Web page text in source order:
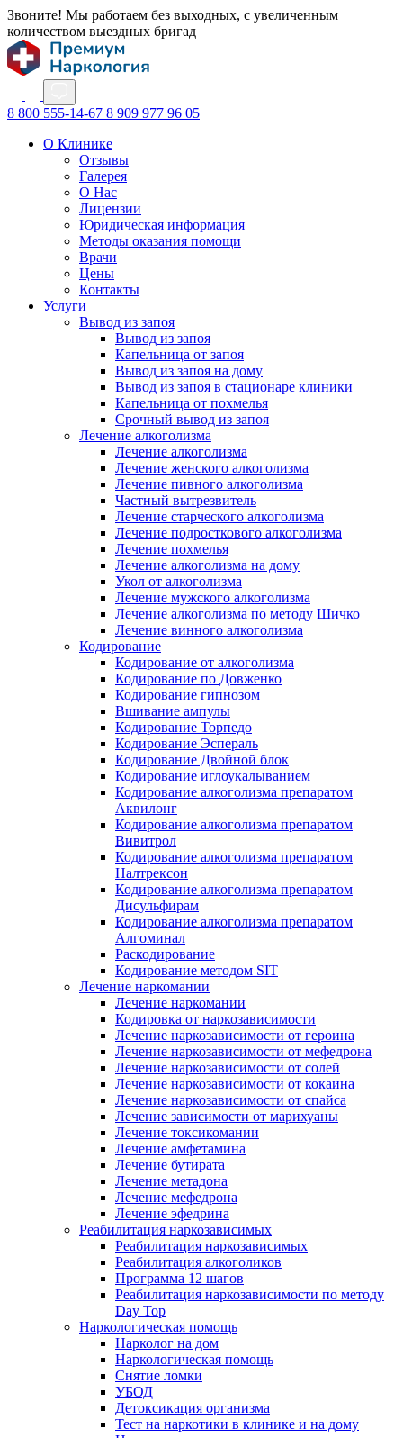
Звоните! Мы работаем без выходных, с увеличенным
количеством выездных бригад
8 800 555-14-67 8 909 977 96 05
О Клинике
Отзывы
Галерея
О Нас
Лицензии
Юридическая информация
Методы оказания помощи
Врачи
Цены
Контакты
Услуги
Вывод из запоя
Вывод из запоя
Капельница от запоя
Вывод из запоя на дому
Вывод из запоя в стационаре клиники
Капельница от похмелья
Срочный вывод из запоя
Лечение алкоголизма
Лечение алкоголизма
Лечение женского алкоголизма
Лечение пивного алкоголизма
Частный вытрезвитель
Лечение старческого алкоголизма
Лечение подросткового алкоголизма
Лечение похмелья
Лечение алкоголизма на дому
Укол от алкоголизма
Лечение мужского алкоголизма
Лечение алкоголизма по методу Шичко
Лечение винного алкоголизма
Кодирование
Кодирование от алкоголизма
Кодирование по Довженко
Кодирование гипнозом
Вшивание ампулы
Кодирование Торпедо
Кодирование Эспераль
Кодирование Двойной блок
Кодирование иглоукалыванием
Кодирование алкоголизма препаратом
Аквилонг
Кодирование алкоголизма препаратом
Вивитрол
Кодирование алкоголизма препаратом
Налтрексон
Кодирование алкоголизма препаратом
Дисульфирам
Кодирование алкоголизма препаратом
Алгоминал
Раскодирование
Кодирование методом SIT
Лечение наркомании
Лечение наркомании
Кодировка от наркозависимости
Лечение наркозависимости от героина
Лечение наркозависимости от мефедрона
Лечение наркозависимости от солей
Лечение наркозависимости от кокаина
Лечение наркозависимости от спайса
Лечение зависимости от марихуаны
Лечение токсикомании
Лечение амфетамина
Лечение бутирата
Лечение метадона
Лечение мефедрона
Лечение эфедрина
Реабилитация наркозависимых
Реабилитация наркозависимых
Реабилитация алкоголиков
Программа 12 шагов
Реабилитация наркозависимости по методу
Day Top
Наркологическая помощь
Нарколог на дом
Наркологическая помощь
Снятие ломки
УБОД
Детоксикация организма
Тест на наркотики в клинике и на дому